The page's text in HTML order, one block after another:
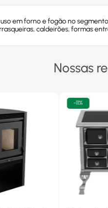
em forno e fogão no
caldeirões, formas
Nossas
-11%